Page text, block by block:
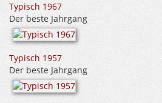
Typisch 1967
Der beste Jahrgang
Typisch 1957
Der beste Jahrgang